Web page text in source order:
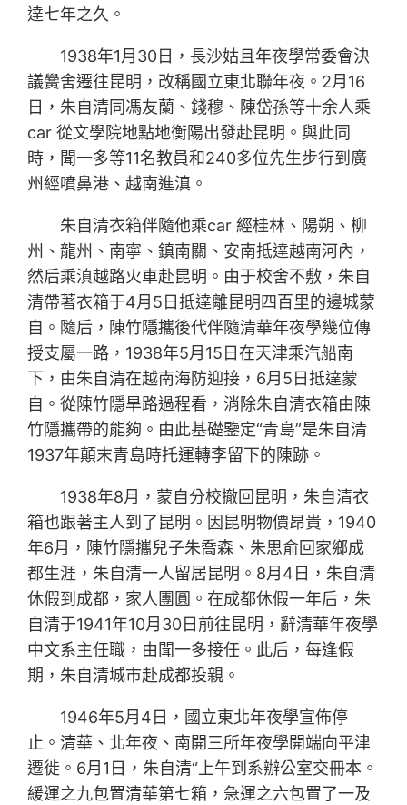
達七年之久。
1938年1月30日，長沙姑且年夜學常委會決
議黌舍遷往昆明，改稱國立東北聯年夜。2月16
日，朱自清同馮友蘭、錢穆、陳岱孫等十余人乘
car 從文學院地點地衡陽出發赴昆明。與此同
時，聞一多等11名教員和240多位先生步行到廣
州經噴鼻港、越南進滇。
朱自清衣箱伴隨他乘car 經桂林、陽朔、柳
州、龍州、南寧、鎮南關、安南抵達越南河內，
然后乘滇越路火車赴昆明。由于校舍不敷，朱自
清帶著衣箱于4月5日抵達離昆明四百里的邊城蒙
自。隨后，陳竹隱攜後代伴隨清華年夜學幾位傳
授支屬一路，1938年5月15日在天津乘汽船南
下，由朱自清在越南海防迎接，6月5日抵達蒙
自。從陳竹隱旱路過程看，消除朱自清衣箱由陳
竹隱攜帶的能夠。由此基礎鑒定“青島”是朱自清
1937年顛末青島時托運轉李留下的陳跡。
1938年8月，蒙自分校撤回昆明，朱自清衣
箱也跟著主人到了昆明。因昆明物價昂貴，1940
年6月，陳竹隱攜兒子朱喬森、朱思俞回家鄉成
都生涯，朱自清一人留居昆明。8月4日，朱自清
休假到成都，家人團圓。在成都休假一年后，朱
自清于1941年10月30日前往昆明，辭清華年夜學
中文系主任職，由聞一多接任。此后，每逢假
期，朱自清城市赴成都投親。
1946年5月4日，國立東北年夜學宣佈停
止。清華、北年夜、南開三所年夜學開端向平津
遷徙。6月1日，朱自清“上午到系辦公室交冊本。
緩運之九包置清華第七箱，急運之六包置了一及